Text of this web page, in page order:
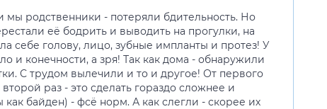
мы родственники - потеряли бдительность. Но
её бодрить и выводить на прогулки, на
себе голову, лицо, зубные импланты и протез! У
и конечности, а зря! Так как дома - обнаружили
С трудом вылечили и то и другое! От первого
раз - это сделать гораздо сложнее и
байден) - фсё норм. А как слегли - скорее их